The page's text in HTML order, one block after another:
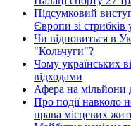
Підсумковий
Європи зі стрибків
Чи відновиться в
"Кольчуги"?
Чому українських
відходами
Афера на
Про події навколо
права місцевих